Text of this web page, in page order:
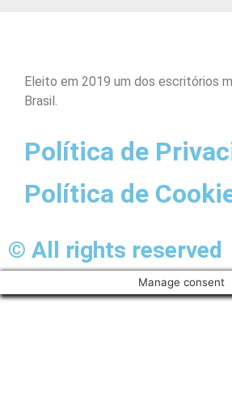
Eleito em 2019 um dos escritórios
Brasil.
Política de
Política de
© All rights reserved
Manage consent